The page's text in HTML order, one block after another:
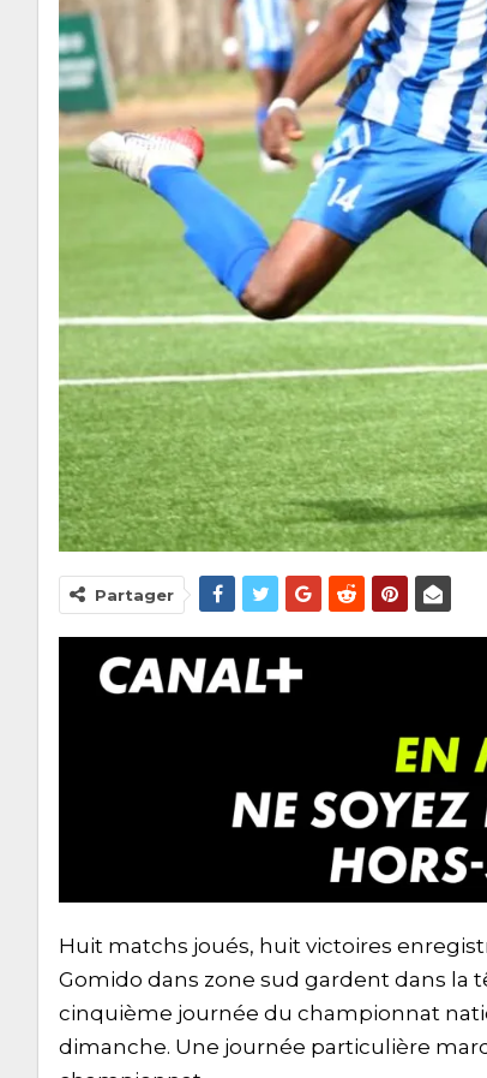
Partager
Huit matchs joués, huit victoires
Gomido dans zone sud gardent dans la
cinquième journée du championnat
dimanche. Une journée particulière